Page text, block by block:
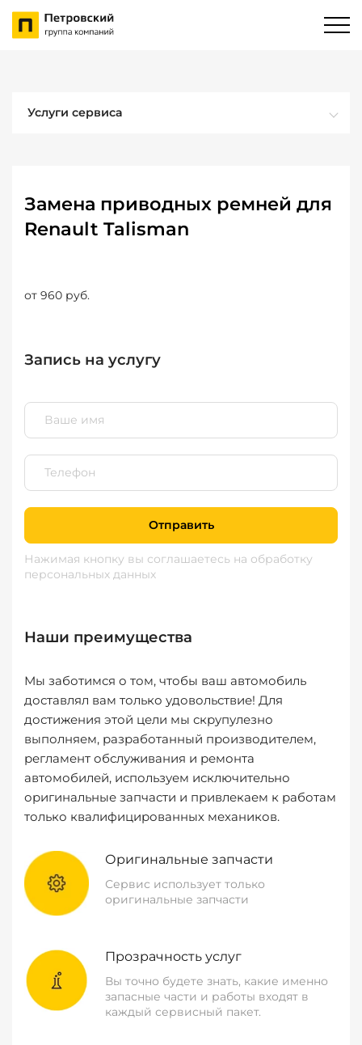
Услуги сервиса
Замена приводных ремней для
Renault Talisman
от 960 руб.
Запись на услугу
Отправить
Нажимая кнопку вы соглашаетесь на обработку
персональных данных
Наши преимущества
Мы заботимся о том, чтобы ваш автомобиль
доставлял вам только удовольствие! Для
достижения этой цели мы скрупулезно
выполняем, разработанный производителем,
регламент обслуживания и ремонта
автомобилей, используем исключительно
оригинальные запчасти и привлекаем к работам
только квалифицированных механиков.
Оригинальные запчасти
Сервис использует только
оригинальные запчасти
Прозрачность услуг
Вы точно будете знать, какие именно
запасные части и работы входят в
каждый сервисный пакет.